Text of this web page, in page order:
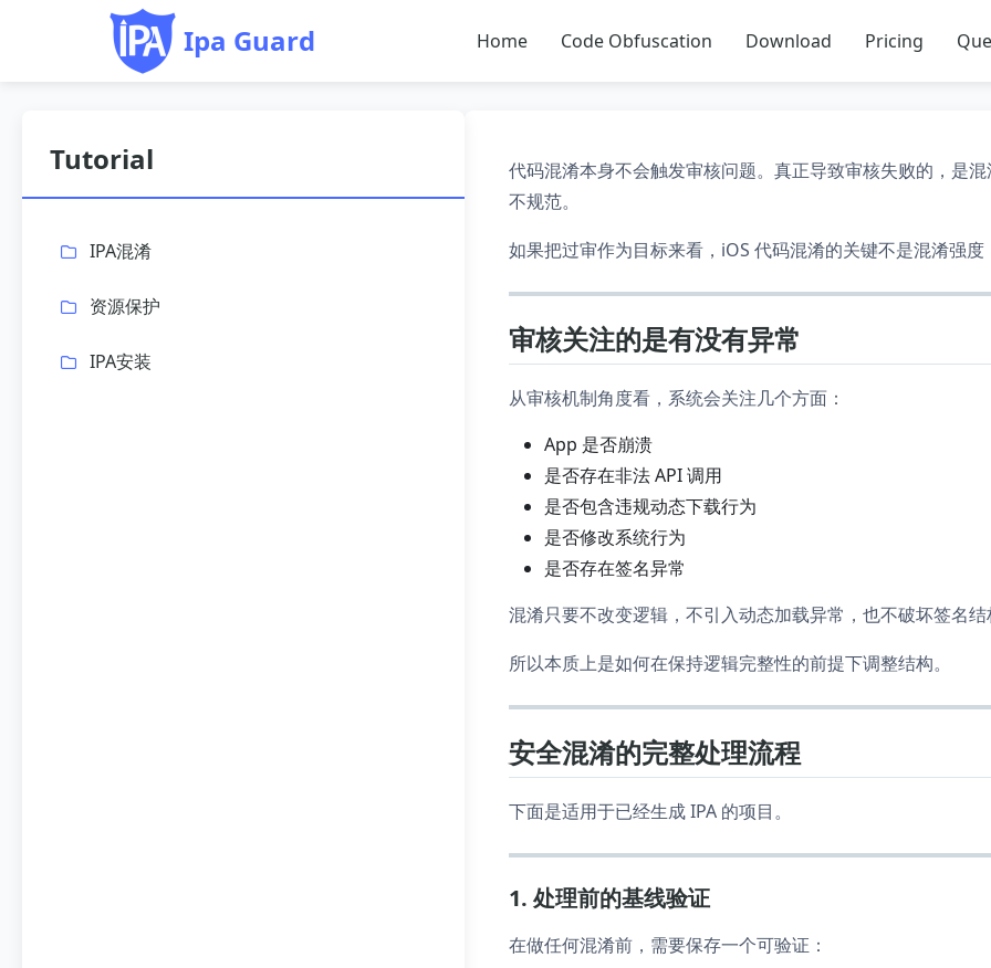
Ipa Guard Home Code Obfuscation Download Pricing
Tutorial
IPA混淆
资源保护
IPA安装
代码混淆本身不会触发审核问题。真正导致审核失败的，是
不规范。
如果把过审作为目标来看，iOS 代码混淆的关键不是混淆强
审核关注的是有没有异常
从审核机制角度看，系统会关注几个方面：
App 是否崩溃
是否存在非法 API 调用
是否包含违规动态下载行为
是否修改系统行为
是否存在签名异常
混淆只要不改变逻辑，不引入动态加载异常，也不破坏签名
所以本质上是如何在保持逻辑完整性的前提下调整结构。
安全混淆的完整处理流程
下面是适用于已经生成 IPA 的项目。
1. 处理前的基线验证
在做任何混淆前，需要保存一个可验证：